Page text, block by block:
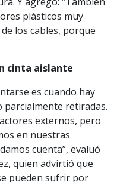
plásticos muy
los cables, porque
cinta aislante
es cuando hay
parcialmente retiradas.
externos, pero
en nuestras
cuenta”, evaluó
quien advirtió que
pueden sufrir por